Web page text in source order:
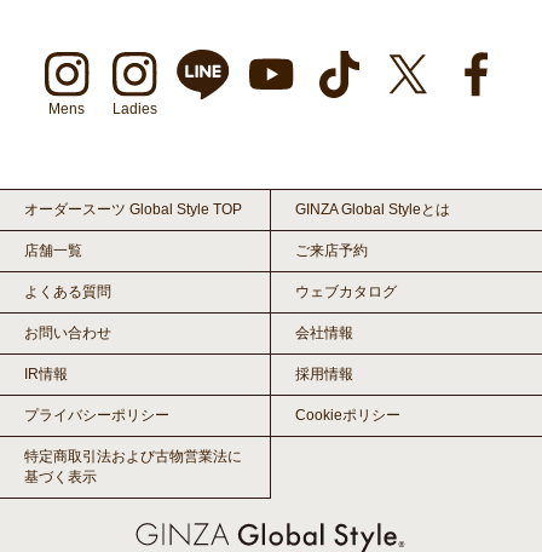
Mens Ladies
オーダースーツ Global Style TOP GINZA Global Styleとは
店舗一覧 ご来店予約
よくある質問 ウェブカタログ
お問い合わせ 会社情報
IR情報 採用情報
プライバシーポリシー Cookieポリシー
特定商取引法および古物営業法に
基づく表示